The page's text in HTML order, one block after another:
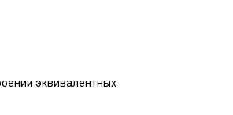
эквивалентных